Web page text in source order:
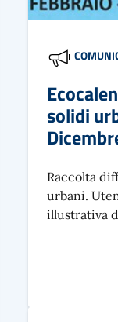
solidi
Raccolta
urbani.
illustrativa